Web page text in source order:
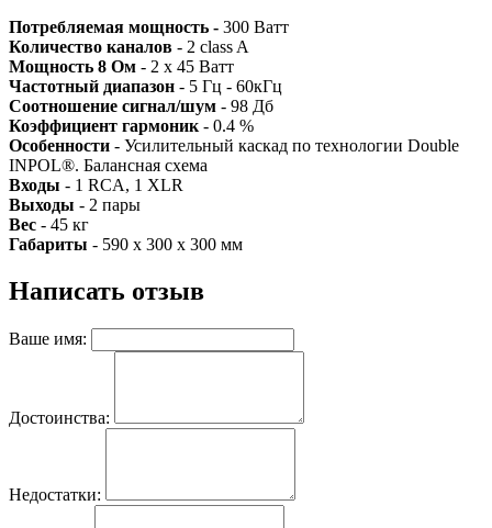
Потребляемая мощность - 300 Ватт
Количество каналов - 2 class A
Мощность 8 Ом - 2 x 45 Ватт
Частотный диапазон - 5 Гц - 60кГц
Соотношение сигнал/шум - 98 Дб
Коэффициент гармоник - 0.4 %
Особенности - Усилительный каскад по технологии Double
INPOL®. Балансная схема
Входы - 1 RCA, 1 XLR
Выходы - 2 пары
Вес - 45 кг
Габариты - 590 х 300 х 300 мм
Написать отзыв
Ваше имя:
Достоинства:
Недостатки: